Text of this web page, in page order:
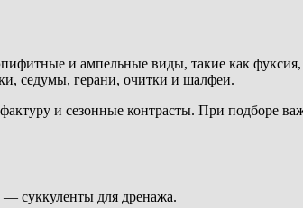
и ампельные виды, такие как
седумы, герани, очитки и шалфеи.
и сезонные контрасты. При подборе
— суккуленты для дренажа.